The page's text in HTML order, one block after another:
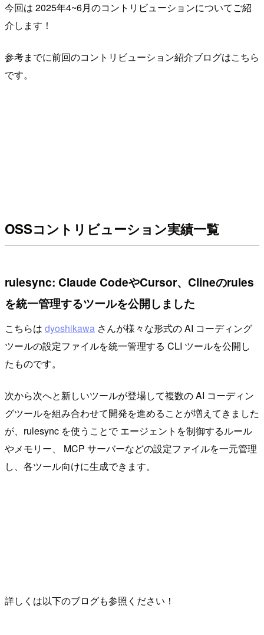
今回は 2025年4~6月のコントリビューションについてご紹
介します！
参考までに前回のコントリビューション紹介ブログはこちら
です。
OSSコントリビューション実績一覧
rulesync: Claude CodeやCursor、Clineのrules
を統一管理するツールを公開しました
こちらは dyoshikawa さんが様々な形式の AI コーディング
ツールの設定ファイルを統一管理する CLI ツールを公開し
たものです。
次から次へと新しいツールが登場して複数の AI コーディン
グツールを組み合わせて開発を進めることが増えてきました
が、rulesync を使うことで エージェントを制御するルール
やメモリー、 MCP サーバーなどの設定ファイルを一元管理
し、各ツール向けに生成できます。
詳しくは以下のブログも参照ください！